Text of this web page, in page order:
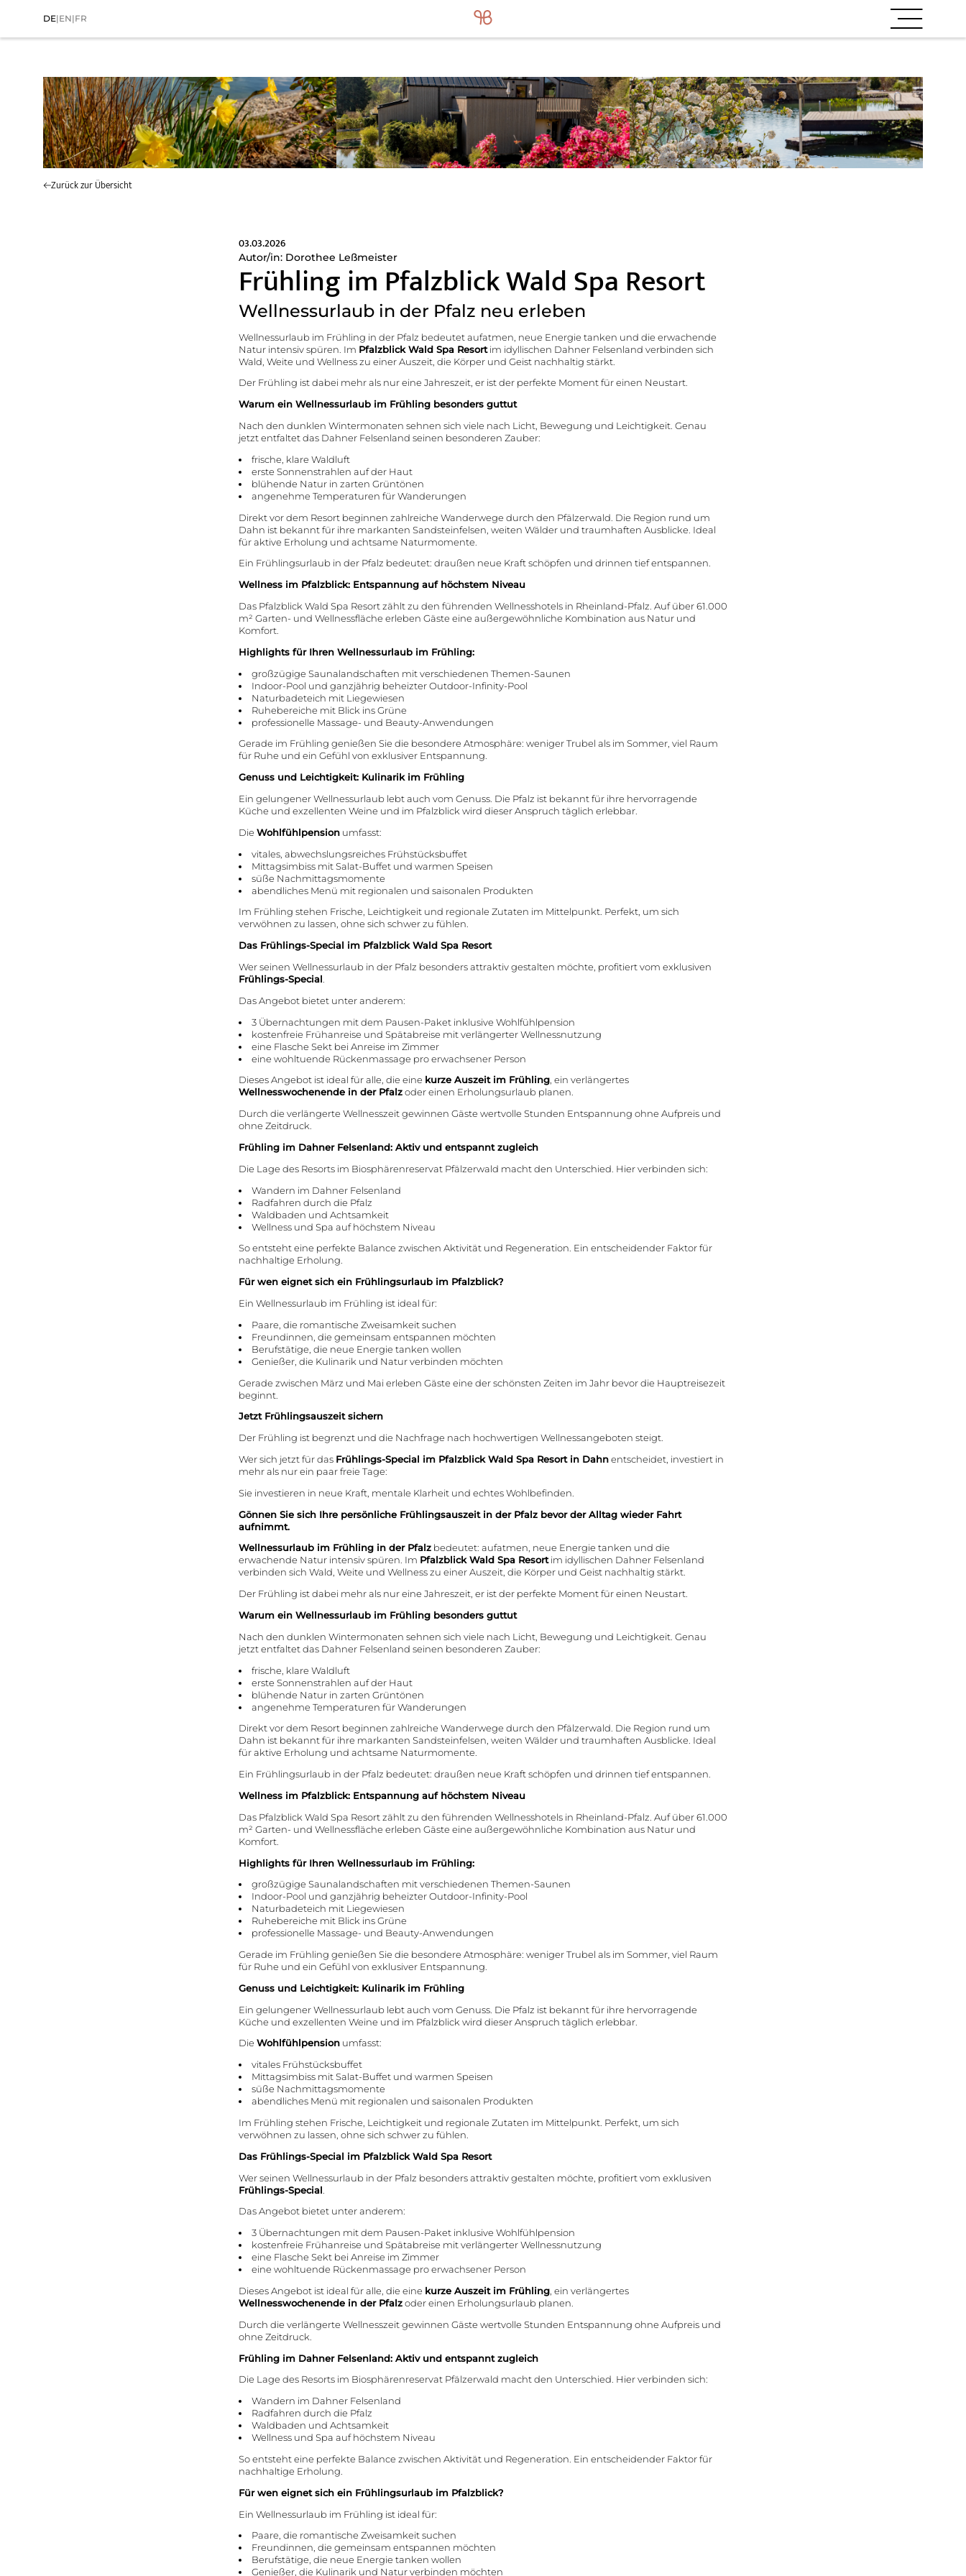
DE|EN|FR
Zimmer &
Preise
Angebote
Last-minute
Inklusivleistungen
Gutscheine
Gut zu wissen
Buchen
Wasserwelten
Saunagenuss
Ruheoasen
Wellness mit Kindern
Wohlfühlbehandlungen
Yoga & Achtsamkeit
Ihr Urlaubsprogramm
Kulinarium
Wohlfühlpension
Frühstücksbuffet
Home>Das Wald Spa Resort
Zurück zur Übersicht
03.03.2026
Frühling im Pfalzblick Wald Spa Resort
Wellnessurlaub in der Pfalz neu erleben
Autor/in: Dorothee Leßmeister
Wellnessurlaub im Frühling in der Pfalz bedeutet aufatmen, neue Energie tanken und die erwachende
Natur intensiv spüren. Im Pfalzblick Wald Spa Resortim idyllischen Dahner Felsenland verbinden sich
Wald, Weite und Wellness zu einer Auszeit, die Körper und Geist nachhaltig stärkt.
Der Frühling ist dabei mehr als nur eine Jahreszeit, er ist der perfekte Moment für einen Neustart.
Warum ein Wellnessurlaub im Frühling besonders guttut
Nach den dunklen Wintermonaten sehnen sich viele nach Licht, Bewegung und Leichtigkeit. Genau
jetzt entfaltet das Dahner Felsenland seinen besonderen Zauber:
frische, klare Waldluft
erste Sonnenstrahlen auf der Haut
blühende Natur in zarten Grüntönen
angenehme Temperaturen für Wanderungen
Direkt vor dem Resort beginnen zahlreiche Wanderwege durch den Pfälzerwald. Die Region rund um
Dahn ist bekannt für ihre markanten Sandsteinfelsen, weiten Wälder und traumhaften Ausblicke. Ideal
für aktive Erholung und achtsame Naturmomente.
Ein Frühlingsurlaub in der Pfalz bedeutet: draußen neue Kraft schöpfen und drinnen tief entspannen.
Wellness im Pfalzblick: Entspannung auf höchstem Niveau
Das Pfalzblick Wald Spa Resort zählt zu den führenden Wellnesshotels in Rheinland-Pfalz. Auf über 61.000
m² Garten- und Wellnessfläche erleben Gäste eine außergewöhnliche Kombination aus Natur und
Komfort.
Highlights für Ihren Wellnessurlaub im Frühling:
großzügige Saunalandschaften mit verschiedenen Themen-Saunen
Indoor-Pool und ganzjährig beheizter Outdoor-Infinity-Pool
Naturbadeteich mit Liegewiesen
Ruhebereiche mit Blick ins Grüne
professionelle Massage- und Beauty-Anwendungen
Gerade im Frühling genießen Sie die besondere Atmosphäre: weniger Trubel als im Sommer, viel Raum
für Ruhe und ein Gefühl von exklusiver Entspannung.
Genuss und Leichtigkeit: Kulinarik im Frühling
Ein gelungener Wellnessurlaub lebt auch vom Genuss. Die Pfalz ist bekannt für ihre hervorragende
Küche und exzellenten Weine und im Pfalzblick wird dieser Anspruch täglich erlebbar.
Die Wohlfühlpension umfasst:
vitales, abwechslungsreiches Frühstücksbuffet
Mittagsimbiss mit Salat-Buffet und warmen Speisen
süße Nachmittagsmomente
abendliches Menü mit regionalen und saisonalen Produkten
Im Frühling stehen Frische, Leichtigkeit und regionale Zutaten im Mittelpunkt. Perfekt, um sich
verwöhnen zu lassen, ohne sich schwer zu fühlen.
Das Frühlings-Special im Pfalzblick Wald Spa Resort
Wer seinen Wellnessurlaub in der Pfalz besonders attraktiv gestalten möchte, profitiert vom exklusiven
Frühlings-Special
Das Angebot bietet unter anderem:
3 Übernachtungen mit dem Pausen-Paket inklusive Wohlfühlpension
kostenfreie Frühanreise und Spätabreise mit verlängerter Wellnessnutzung
eine Flasche Sekt bei Anreise im Zimmer
eine wohltuende Rückenmassage pro erwachsener Person
Dieses Angebot ist ideal für alle, die eine kurze Auszeit im Frühling, ein verlängertes
Wellnesswochenende in der Pfalz oder einen Erholungsurlaub planen.
Durch die verlängerte Wellnesszeit gewinnen Gäste wertvolle Stunden Entspannung ohne Aufpreis und
ohne Zeitdruck.
Frühling im Dahner Felsenland: Aktiv und entspannt zugleich
Die Lage des Resorts im Biosphärenreservat Pfälzerwald macht den Unterschied. Hier verbinden sich:
Wandern im Dahner Felsenland
Radfahren durch die Pfalz
Waldbaden und Achtsamkeit
Wellness und Spa auf höchstem Niveau
So entsteht eine perfekte Balance zwischen Aktivität und Regeneration. Ein entscheidender Faktor für
nachhaltige Erholung.
Für wen eignet sich ein Frühlingsurlaub im Pfalzblick?
Ein Wellnessurlaub im Frühling ist ideal für:
Paare, die romantische Zweisamkeit suchen
Freundinnen, die gemeinsam entspannen möchten
Berufstätige, die neue Energie tanken wollen
Genießer, die Kulinarik und Natur verbinden möchten
Gerade zwischen März und Mai erleben Gäste eine der schönsten Zeiten im Jahr bevor die Hauptreisezeit
beginnt.
Jetzt Frühlingsauszeit sichern
Der Frühling ist begrenzt und die Nachfrage nach hochwertigen Wellnessangeboten steigt.
Wer sich jetzt für das Frühlings-Special im Pfalzblick Wald Spa Resort in Dahn entscheidet, investiert in
mehr als nur ein paar freie Tage:
Sie investieren in neue Kraft, mentale Klarheit und echtes Wohlbefinden.
Gönnen Sie sich Ihre persönliche Frühlingsauszeit in der Pfalz bevor der Alltag wieder Fahrt
aufnimmt.
Wellnessurlaub im Frühling in der Pfalz bedeutet: aufatmen, neue Energie tanken und die
erwachende Natur intensiv spüren. Im Pfalzblick Wald Spa Resortim idyllischen Dahner Felsenland
verbinden sich Wald, Weite und Wellness zu einer Auszeit, die Körper und Geist nachhaltig stärkt.
Der Frühling ist dabei mehr als nur eine Jahreszeit, er ist der perfekte Moment für einen Neustart.
Warum ein Wellnessurlaub im Frühling besonders guttut
Nach den dunklen Wintermonaten sehnen sich viele nach Licht, Bewegung und Leichtigkeit. Genau
jetzt entfaltet das Dahner Felsenland seinen besonderen Zauber:
frische, klare Waldluft
erste Sonnenstrahlen auf der Haut
blühende Natur in zarten Grüntönen
angenehme Temperaturen für Wanderungen
Direkt vor dem Resort beginnen zahlreiche Wanderwege durch den Pfälzerwald. Die Region rund um
Dahn ist bekannt für ihre markanten Sandsteinfelsen, weiten Wälder und traumhaften Ausblicke. Ideal
für aktive Erholung und achtsame Naturmomente.
Ein Frühlingsurlaub in der Pfalz bedeutet: draußen neue Kraft schöpfen und drinnen tief entspannen.
Wellness im Pfalzblick: Entspannung auf höchstem Niveau
Das Pfalzblick Wald Spa Resort zählt zu den führenden Wellnesshotels in Rheinland-Pfalz. Auf über 61.000
m² Garten- und Wellnessfläche erleben Gäste eine außergewöhnliche Kombination aus Natur und
Komfort.
Highlights für Ihren Wellnessurlaub im Frühling:
großzügige Saunalandschaften mit verschiedenen Themen-Saunen
Indoor-Pool und ganzjährig beheizter Outdoor-Infinity-Pool
Naturbadeteich mit Liegewiesen
Ruhebereiche mit Blick ins Grüne
professionelle Massage- und Beauty-Anwendungen
Gerade im Frühling genießen Sie die besondere Atmosphäre: weniger Trubel als im Sommer, viel Raum
für Ruhe und ein Gefühl von exklusiver Entspannung.
Genuss und Leichtigkeit: Kulinarik im Frühling
Ein gelungener Wellnessurlaub lebt auch vom Genuss. Die Pfalz ist bekannt für ihre hervorragende
Küche und exzellenten Weine und im Pfalzblick wird dieser Anspruch täglich erlebbar.
Die Wohlfühlpension umfasst:
vitales Frühstücksbuffet
Mittagsimbiss mit Salat-Buffet und warmen Speisen
süße Nachmittagsmomente
abendliches Menü mit regionalen und saisonalen Produkten
Im Frühling stehen Frische, Leichtigkeit und regionale Zutaten im Mittelpunkt. Perfekt, um sich
verwöhnen zu lassen, ohne sich schwer zu fühlen.
Das Frühlings-Special im Pfalzblick Wald Spa Resort
Wer seinen Wellnessurlaub in der Pfalz besonders attraktiv gestalten möchte, profitiert vom exklusiven
Frühlings-Special
Das Angebot bietet unter anderem:
3 Übernachtungen mit dem Pausen-Paket inklusive Wohlfühlpension
kostenfreie Frühanreise und Spätabreise mit verlängerter Wellnessnutzung
eine Flasche Sekt bei Anreise im Zimmer
eine wohltuende Rückenmassage pro erwachsener Person
Dieses Angebot ist ideal für alle, die eine kurze Auszeit im Frühling, ein verlängertes
Wellnesswochenende in der Pfalz oder einen Erholungsurlaub planen.
Durch die verlängerte Wellnesszeit gewinnen Gäste wertvolle Stunden Entspannung ohne Aufpreis und
ohne Zeitdruck.
Frühling im Dahner Felsenland: Aktiv und entspannt zugleich
Die Lage des Resorts im Biosphärenreservat Pfälzerwald macht den Unterschied. Hier verbinden sich:
Wandern im Dahner Felsenland
Radfahren durch die Pfalz
Waldbaden und Achtsamkeit
Wellness und Spa auf höchstem Niveau
So entsteht eine perfekte Balance zwischen Aktivität und Regeneration. Ein entscheidender Faktor für
nachhaltige Erholung.
Für wen eignet sich ein Frühlingsurlaub im Pfalzblick?
Ein Wellnessurlaub im Frühling ist ideal für:
Paare, die romantische Zweisamkeit suchen
Freundinnen, die gemeinsam entspannen möchten
Berufstätige, die neue Energie tanken wollen
Genießer, die Kulinarik und Natur verbinden möchten